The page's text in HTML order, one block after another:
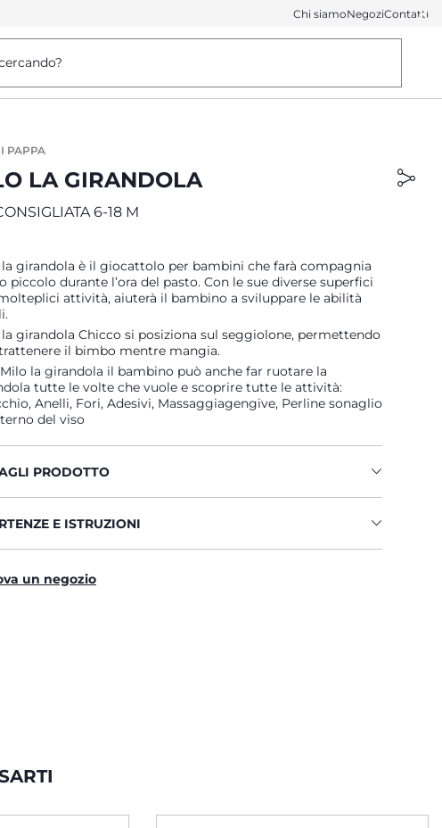
Chi siamoNegoziContatti
PAPPA
LA GIRANDOLA
6-18 M
girandola è il giocattolo per bambini che farà compagnia
piccolo durante l’ora del pasto. Con le sue diverse superfici
attività, aiuterà il bambino a sviluppare le abilità
girandola Chicco si posiziona sul seggiolone, permettendo
il bimbo mentre mangia.
la girandola il bambino può anche far ruotare la
tutte le volte che vuole e scoprire tutte le attività:
Anelli, Fori, Adesivi, Massaggiagengive, Perline sonaglio
del viso
PRODOTTO
E ISTRUZIONI
un negozio